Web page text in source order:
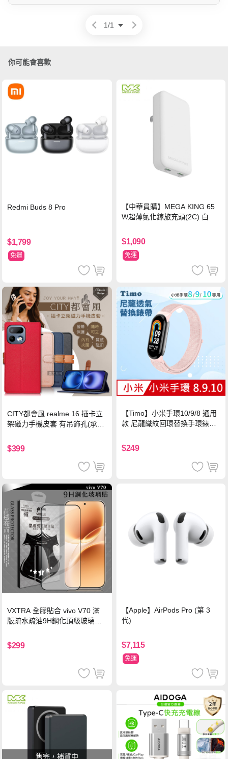
1/1
你可能會喜歡
Redmi Buds 8 Pro
$1,799
免運
【中華員購】MEGA KING 65
W超薄氮化鎵旅充頭(2C) 白
$1,090
免運
CITY都會風 realme 16 插卡立
架磁力手機皮套 有吊飾孔(承諾
$399
【Timo】小米手環10/9/8 通用
款 尼龍織紋回環替換手環錶帶-
$249
VXTRA 全膠貼合 vivo V70 滿
版疏水疏油9H鋼化頂級玻璃貼
$299
【Apple】AirPods Pro (第 3
代)
$7,115
免運
售完，補貨中